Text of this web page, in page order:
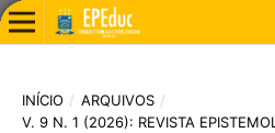
INÍCIO / ARQUIVOS /
V. 9 N. 1 (2026): REVISTA